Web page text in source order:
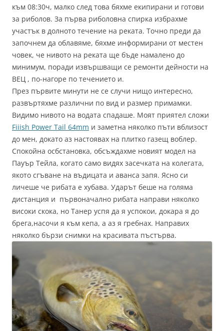
към 08:30ч, малко след това бяхме екипирани и готови
за риболов. За първа риболовна спирка избрахме
участък в долното течение на реката. Точно преди да
започнем да облавяме, бяхме информирани от местен
човек, че нивото на реката ще бъде намалено до
минимум, поради извършващи се ремонти дейности на
ВЕЦ , по-нагоре по течението и.
През първите минути не се случи нищо интересно,
развъртяхме различни по вид и размер примамки.
Видимо нивото на водата спадаше. Моят приятел сложи
Fiiish Power Tail 64mm и заметна няколко пъти вблизост
до мен, докато аз настоявах на плитко газещ воблер.
Спокойна осбстановка, обсъждахме новият модел на
Пауър Тейла, когато само видях засечката на колегата,
якото сгъване на въдицата и аванса запя. Ясно си
личеше че рибата е хубава. Ударът беше на голяма
дистанция и първоначално рибата направи няколко
високи скока, но Танер успя да я успокои, докара я до
брега,насочи я към кепа, а аз я гребнах. Направих
няколко бързи снимки на красивата пъстърва.